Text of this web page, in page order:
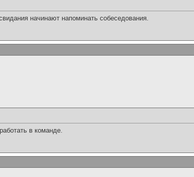
начинают напоминать собеседования.
в команде.